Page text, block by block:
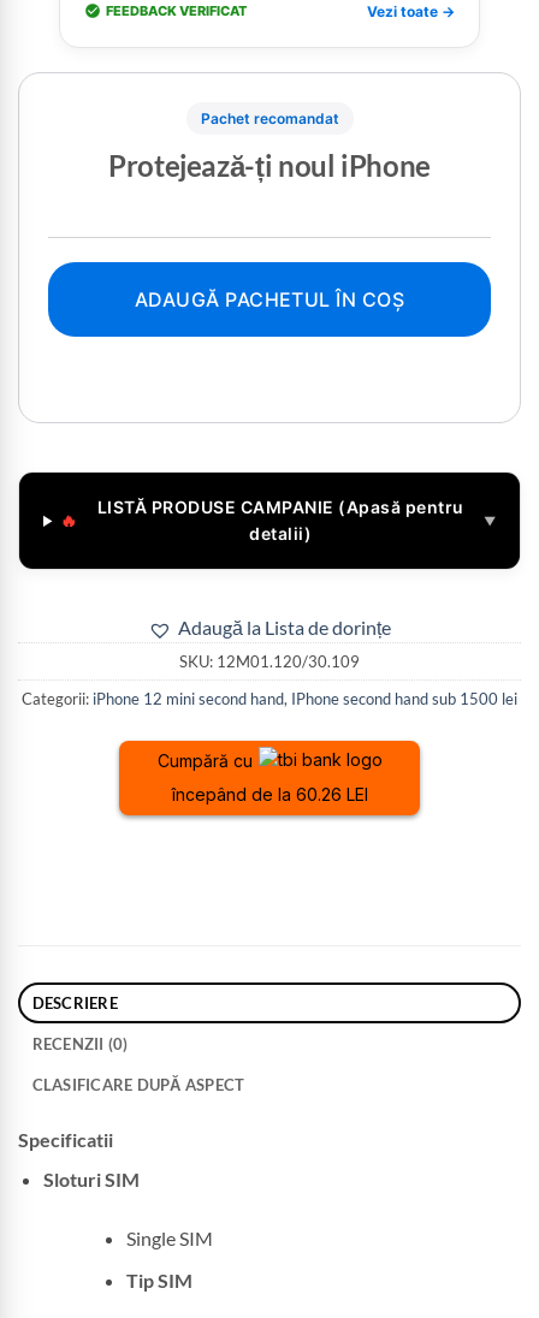
FEEDBACK VERIFICAT Vezi toate →
Pachet recomandat
Protejează-ți noul iPhone
ADAUGĂ PACHETUL ÎN COȘ
🔥
LISTĂ PRODUSE CAMPANIE (Apasă pentru
detalii)
▼
Adaugă la Lista de dorințe
SKU: 12M01.120/30.109
Categorii: iPhone 12 mini second hand, IPhone second hand sub 1500 lei
Cumpără cu
începând de la 60.26 LEI
DESCRIERE
RECENZII (0)
CLASIFICARE DUPĂ ASPECT
Specificatii
Sloturi SIM
Single SIM
Tip SIM